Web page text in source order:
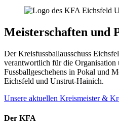
Meisterschaften und
Der Kreisfussballausschuss
verantwortlich für die Organisation
Fussballgeschehens in Pokal und
Eichsfeld und Unstrut-Hainich.
Unsere aktuellen Kreismeister &
Der KFA